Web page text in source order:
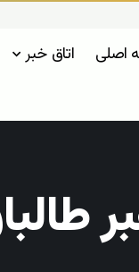
اصلی اتاق خبر